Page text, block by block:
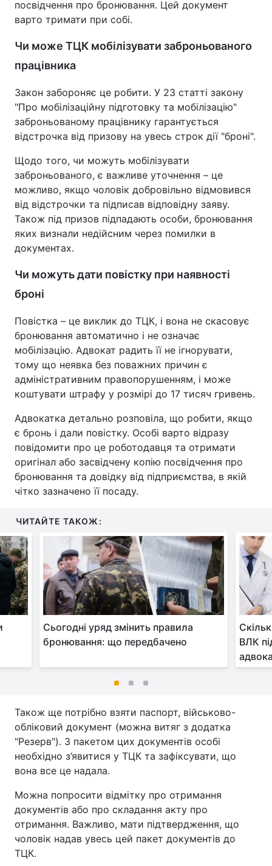
посвідчення про бронювання. Цей документ
варто тримати при собі.
Чи може ТЦК мобілізувати заброньованого
працівника
Закон забороняє це робити. У 23 статті закону
"Про мобілізаційну підготовку та мобілізацію"
заброньованому працівнику гарантується
відстрочка від призову на увесь строк дії "броні".
Щодо того, чи можуть мобілізувати
заброньованого, є важливе уточнення – це
можливо, якщо чоловік добровільно відмовився
від відстрочки та підписав відповідну заяву.
Також під призов підпадають особи, бронювання
яких визнали недійсним через помилки в
документах.
Чи можуть дати повістку при наявності
броні
Повістка – це виклик до ТЦК, і вона не скасовує
бронювання автоматично і не означає
мобілізацію. Адвокат радить її не ігнорувати,
тому що неявка без поважних причин є
адміністративним правопорушенням, і може
коштувати штрафу у розмірі до 17 тисяч гривень.
Адвокатка детально розповіла, що робити, якщо
є бронь і дали повістку. Особі варто відразу
повідомити про це роботодавця та отримати
оригінал або засвідчену копію посвідчення про
бронювання та довідку від підприємства, в якій
чітко зазначено її посаду.
ЧИТАЙТЕ ТАКОЖ:
Сьогодні уряд змінить правила
бронювання: що передбачено
ВЛК
Також ще потрібно взяти паспорт, військово-
обліковий документ (можна витяг з додатка
"Резерв"). З пакетом цих документів особі
необхідно з’явитися у ТЦК та зафіксувати, що
вона все це надала.
Можна попросити відмітку про отримання
документів або про складання акту про
отримання. Важливо, мати підтвердження, що
чоловік надав увесь цей пакет документів до
ТЦК.